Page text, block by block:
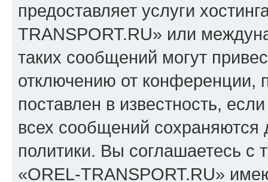
предоставляет услуги
TRANSPORT.RU» или
таких сообщений могут
отключению от конференции,
поставлен в известность,
всех сообщений сохраняются
политики. Вы соглашаетесь
«OREL-TRANSPORT.RU»